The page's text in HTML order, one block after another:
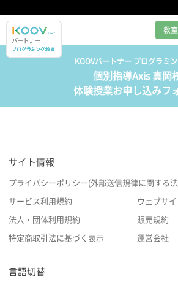
教
プログラミング教室とは
カリキュラム紹介
サポート
KOOVパートナー プログラミ
個別指導Axis 真岡
体験授業お申し込みフ
サイト情報
プライバシーポリシー(外部送信規律に関する法
サービス利用規約 ウェブサ
法人・団体利用規約 販売規約
特定商取引法に基づく表示 運営会社
言語切替